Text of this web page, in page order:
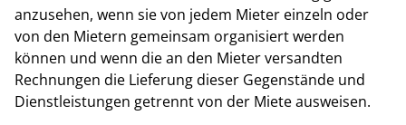
anzusehen, wenn sie von jedem Mieter einzeln oder
von den Mietern gemeinsam organisiert werden
können und wenn die an den Mieter versandten
Rechnungen die Lieferung dieser Gegenstände und
Dienstleistungen getrennt von der Miete ausweisen.